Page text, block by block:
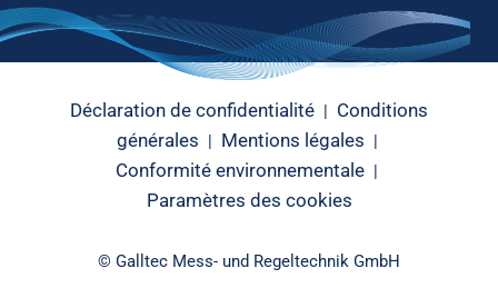
Déclaration de confidentialité | Conditions
générales | Mentions légales |
Conformité environnementale |
Paramètres des cookies
© Galltec Mess- und Regeltechnik GmbH